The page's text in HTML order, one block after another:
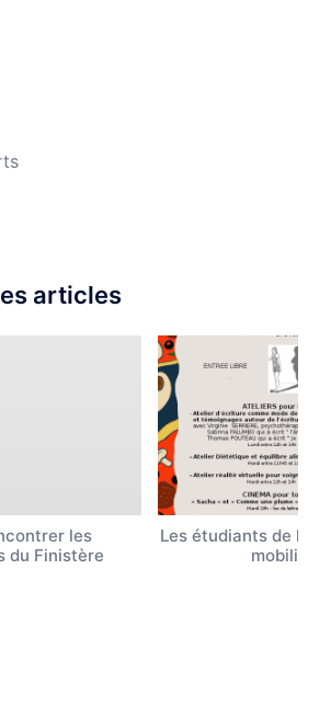
articles
les
du Finistère
Les étudiants de